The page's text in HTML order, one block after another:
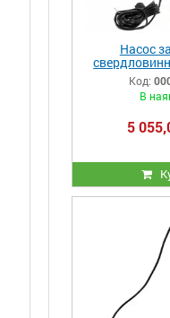
Насос
Vitals aqua
Код:
В
5